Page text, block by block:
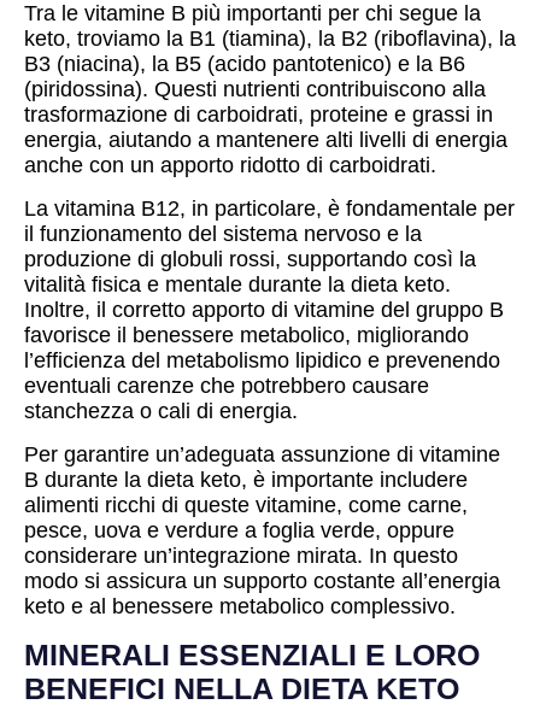
Tra le vitamine B più importanti per chi segue la
keto, troviamo la B1 (tiamina), la B2 (riboflavina), la
B3 (niacina), la B5 (acido pantotenico) e la B6
(piridossina). Questi nutrienti contribuiscono alla
trasformazione di carboidrati, proteine e grassi in
energia, aiutando a mantenere alti livelli di energia
anche con un apporto ridotto di carboidrati.
La vitamina B12, in particolare, è fondamentale per
il funzionamento del sistema nervoso e la
produzione di globuli rossi, supportando così la
vitalità fisica e mentale durante la dieta keto.
Inoltre, il corretto apporto di vitamine del gruppo B
favorisce il benessere metabolico, migliorando
l’efficienza del metabolismo lipidico e prevenendo
eventuali carenze che potrebbero causare
stanchezza o cali di energia.
Per garantire un’adeguata assunzione di vitamine
B durante la dieta keto, è importante includere
alimenti ricchi di queste vitamine, come carne,
pesce, uova e verdure a foglia verde, oppure
considerare un’integrazione mirata. In questo
modo si assicura un supporto costante all’energia
keto e al benessere metabolico complessivo.
MINERALI ESSENZIALI E LORO
BENEFICI NELLA DIETA KETO